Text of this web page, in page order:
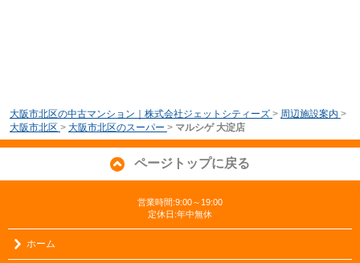
大阪市北区の中古マンション｜株式会社ジェットシティーズ > 周辺施設案内 >
大阪市北区 > 大阪市北区のスーパー > マルシゲ 大淀店
ページトップに戻る
営業時間:9:00～19:00
定休日:年中無休
ホーム